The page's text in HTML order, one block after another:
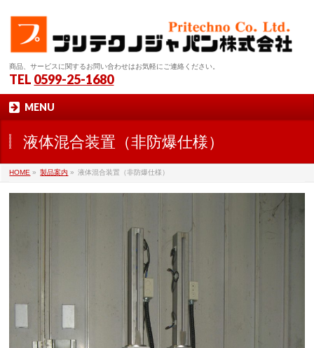
商品、サービスに関するお問い合わせはお気軽にご連絡ください。
TEL 0599-25-1680
MENU
液体混合装置（非防爆仕様）
HOME » 製品案内 » 液体混合装置（非防爆仕様）